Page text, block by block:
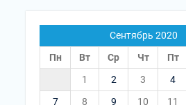
Сентябрь 2020
Пн
Вт Ср Чт Пт
1
2 3 4
7
8 9 10 11